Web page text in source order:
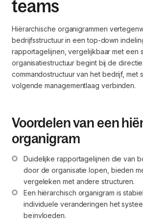
teams
Hiërarchische organigrammen
bedrijfsstructuur in een top-down
rapportagelijnen, vergelijkbaar met een
organisatiestructuur begint bij de
commandostructuur van het bedrijf, met
volgende managementlaag verbinden.
Voordelen van een
organigram
Duidelijke rapportagelijnen die van
door de organisatie lopen, bieden
vergeleken met andere structuren.
Een hiërarchisch organigram is
individuele veranderingen het
beïnvloeden.